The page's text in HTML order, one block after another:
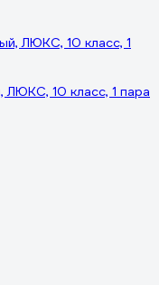
ЛЮКС, 10 класс, 1 пара